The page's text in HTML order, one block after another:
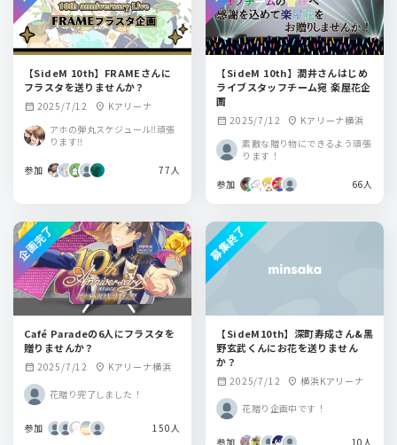
【SideM 10th】FRAMEさんに
フラスタを送りませんか？
calendar_month 2025/7/12 location_on Kアリーナ
アホの弾丸スケジュール‼️頑張
ります‼️
参加 77人
【SideM 10th】潤井さんはじめ
ライブスタッフチーム宛 楽屋花企
画
calendar_month 2025/7/12 location_on Kアリーナ横浜
素敵な贈り物にできるよう頑張
ります！
参加 66人
Café Paradeの6人にフラスタを
贈りませんか？
calendar_month 2025/7/12 location_on Kアリーナ横浜
花贈り完了しました！
参加 150人
企画完了
【SideM10th】深町寿成さん&黒
野玄武くんにお花を送りません
か？
calendar_month 2025/7/12 location_on 横浜Kアリーナ
花贈り企画中です！
参加 10人
募集終了